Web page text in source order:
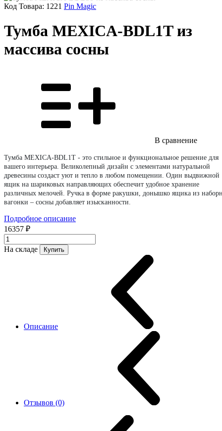
Код Товара: 1221 Pin Magic
Тумба MEXICA-BDL1T из
массива сосны
В сравнение
Тумба MEXICA-BDL1T - это стильное и функциональное решение для
вашего интерьера. Великолепный дизайн с элементами натуральной
древесины создаст уют и тепло в любом помещении. Один выдвижной
ящик на шариковых направляющих обеспечит удобное хранение
различных мелочей. Ручка в форме ракушки, донышко ящика из
вагонки – сосны добавляет изысканности.
Подробное описание
16357 ₽
На складе Купить
Описание
Отзывов (0)